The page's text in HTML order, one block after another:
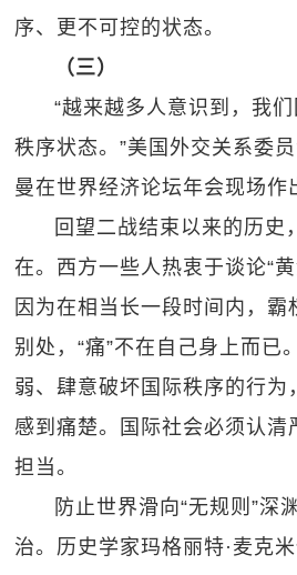
序、更不可控的状态。
（三）
“越来越多人意识到，我
秩序状态。”美国外交关系委
曼在世界经济论坛年会现场作
回望二战结束以来的历史
在。西方一些人热衷于谈论“
因为在相当长一段时间内，霸
别处，“痛”不在自己身上而已
弱、肆意破坏国际秩序的行为
感到痛楚。国际社会必须认清
担当。
防止世界滑向“无规则”深
治。历史学家玛格丽特·麦克